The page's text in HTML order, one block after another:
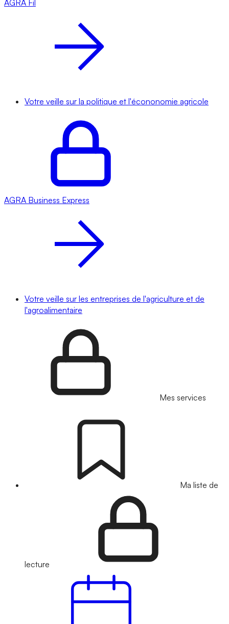
AGRA Fil
Votre veille sur la politique et l'écononomie agricole
AGRA Business Express
Votre veille sur les entreprises de l'agriculture et de
l'agroalimentaire
Mes services
Ma liste de
lecture